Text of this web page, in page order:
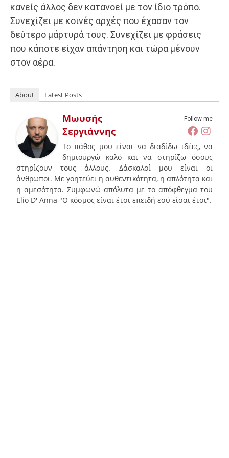
κανείς άλλος δεν κατανοεί με τον ίδιο τρόπο.
Συνεχίζει με κοινές αρχές που έχασαν τον
δεύτερο μάρτυρά τους. Συνεχίζει με φράσεις
που κάποτε είχαν απάντηση και τώρα μένουν
στον αέρα.
About Latest Posts
Follow me
Μωυσής
Σεργιάννης
Το πάθος μου είναι να διαδίδω ιδέες, να
δημιουργώ καλό και να στηρίζω όσους
στηρίζουν τους άλλους. Δάσκαλοί μου είναι οι
άνθρωποι. Με γοητεύει η αυθεντικότητα, η απλότητα και
η αμεσότητα. Συμφωνώ απόλυτα με το απόφθεγμα του
Elio D' Anna "Ο κόσμος είναι έτσι επειδή εσύ είσαι έτσι".